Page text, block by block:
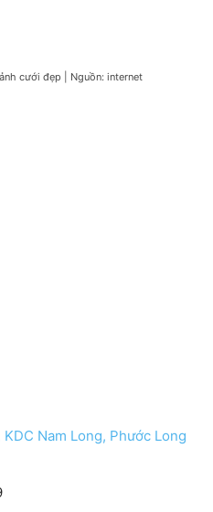
cưới đẹp | Nguồn: internet
Nam Long, Phước Long